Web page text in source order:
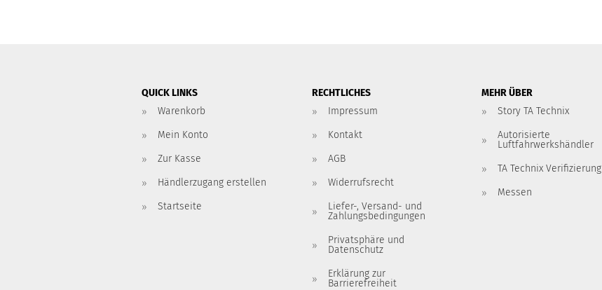
QUICK LINKS
Warenkorb
Mein Konto
Zur Kasse
Händlerzugang erstellen
Startseite
RECHTLICHES
Impressum
Kontakt
AGB
Widerrufsrecht
Liefer-, Versand- und
Zahlungsbedingungen
Privatsphäre und
Datenschutz
Erklärung zur
Barrierefreiheit
MEHR ÜBER
Story TA Technix
Autorisierte
Luftfahrwerkshändler
TA Technix Verifizierung
Messen